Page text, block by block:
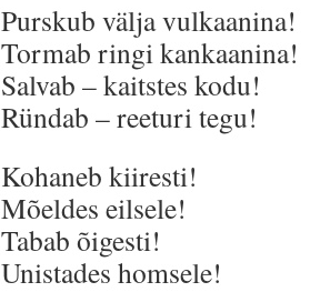
Purskub välja vulkaanina!
Tormab ringi kankaanina!
Salvab – kaitstes kodu!
Ründab – reeturi tegu!
Kohaneb kiiresti!
Mõeldes eilsele!
Tabab õigesti!
Unistades homsele!